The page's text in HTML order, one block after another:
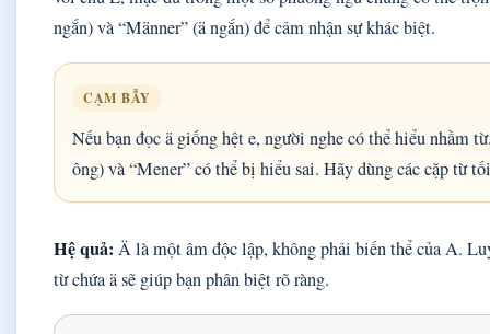
ngắn) và “Männer” (ä ngắn) để cảm nhận sự khác biệt.
CẠM BẪY
Nếu bạn đọc ä giống hệt e, người nghe có thể hiểu nhầm
ông) và “Mener” có thể bị hiểu sai. Hãy dùng các cặp từ
Hệ quả: Ä là một âm độc lập, không phải biến thể của A.
từ chứa ä sẽ giúp bạn phân biệt rõ ràng.